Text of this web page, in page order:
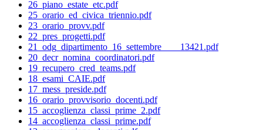
26_piano_estate_etc.pdf
25_orario_ed_civica_triennio.pdf
23_orario_provv.pdf
22_pres_progetti.pdf
21_odg_dipartimento_16_settembre____13421.pdf
20_decr_nomina_coordinatori.pdf
19_recupero_cred_teams.pdf
18_esami_CAIE.pdf
17_mess_preside.pdf
16_orario_provvisorio_docenti.pdf
15_accoglienza_classi_prime_2.pdf
14_accoglienza_classi_prime.pdf